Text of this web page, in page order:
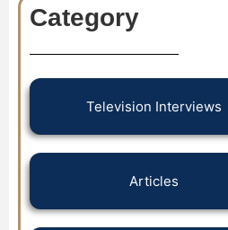
Category
Television Interviews
Articles